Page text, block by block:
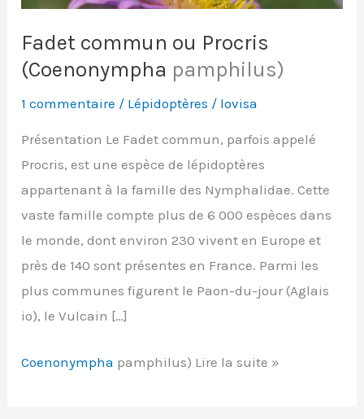
Fadet commun ou Procris
(Coenonympha pamphilus)
1 commentaire / Lépidoptères / lovisa
Présentation Le Fadet commun, parfois appelé
Procris, est une espèce de lépidoptères
appartenant à la famille des Nymphalidae. Cette
vaste famille compte plus de 6 000 espèces dans
le monde, dont environ 230 vivent en Europe et
près de 140 sont présentes en France. Parmi les
plus communes figurent le Paon-du-jour (Aglais
io), le Vulcain […]
Coenonympha pamphilus) Lire la suite »